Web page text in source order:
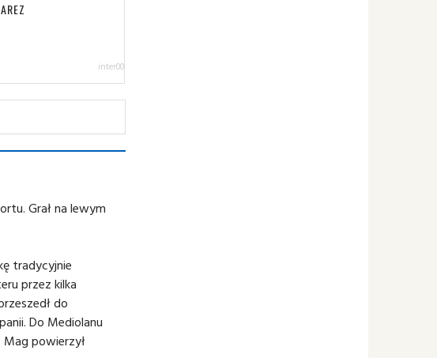
inter00
Grał na lewym
tradycyjnie
przez kilka
do
Do Mediolanu
Mag powierzył